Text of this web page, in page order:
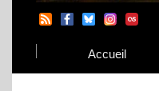
Accueil